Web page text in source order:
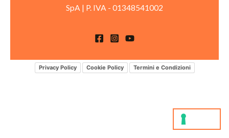
SpA | P. IVA - 01348541002
Privacy Policy Cookie Policy Termini e Condizioni